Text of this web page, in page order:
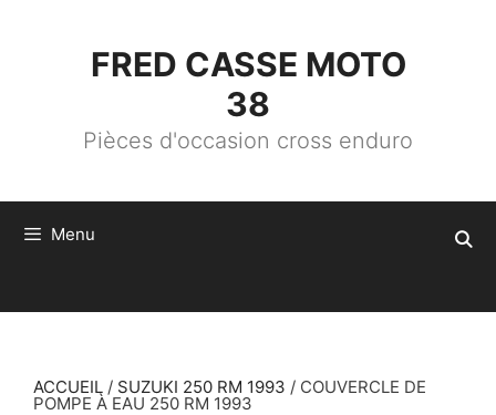
FRED CASSE MOTO
38
Pièces d'occasion cross enduro
Menu
ACCUEIL / SUZUKI 250 RM 1993 / COUVERCLE DE
POMPE À EAU 250 RM 1993